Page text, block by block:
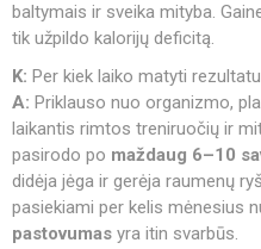
baltymais ir sveika mityba.
tik užpildo kalorijų deficitą.
K: Per kiek laiko matyti
A: Priklauso nuo organizmo,
laikantis rimtos treniruočių ir
pasirodo po maždaug 6–10
didėja jėga ir gerėja raumenų
pasiekiami per kelis mėnesius
pastovumas yra itin svarbūs.